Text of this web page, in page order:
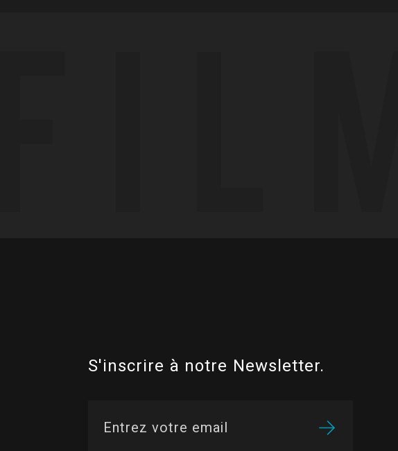
S'inscrire à notre Newsletter.